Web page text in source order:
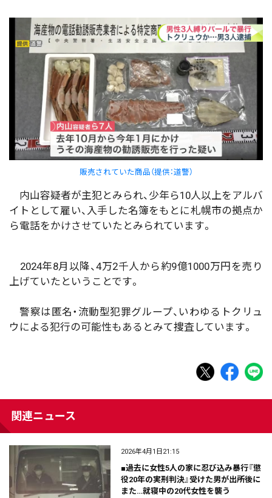
販売されていた商品（提供：道警）
内山容疑者が主犯とみられ、少年ら10人以上をアルバ
イトとして雇い、入手した名簿をもとに札幌市の拠点か
ら電話をかけさせていたとみられています。
2024年8月以降、4万2千人から約9億1000万円を売り
上げていたということです。
警察は匿名・流動型犯罪グループ、いわゆるトクリュ
ウによる犯行の可能性もあるとみて捜査しています。
関連ニュース
2026年4月1日21:15
■過去に女性5人の家に忍び込み暴行『懲
役20年の実刑判決』受けた男が出所後に
また…就寝中の20代女性を襲う